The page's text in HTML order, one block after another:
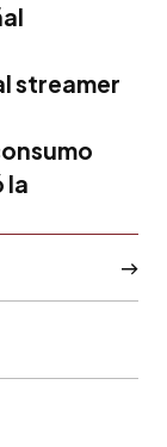
streamer
la